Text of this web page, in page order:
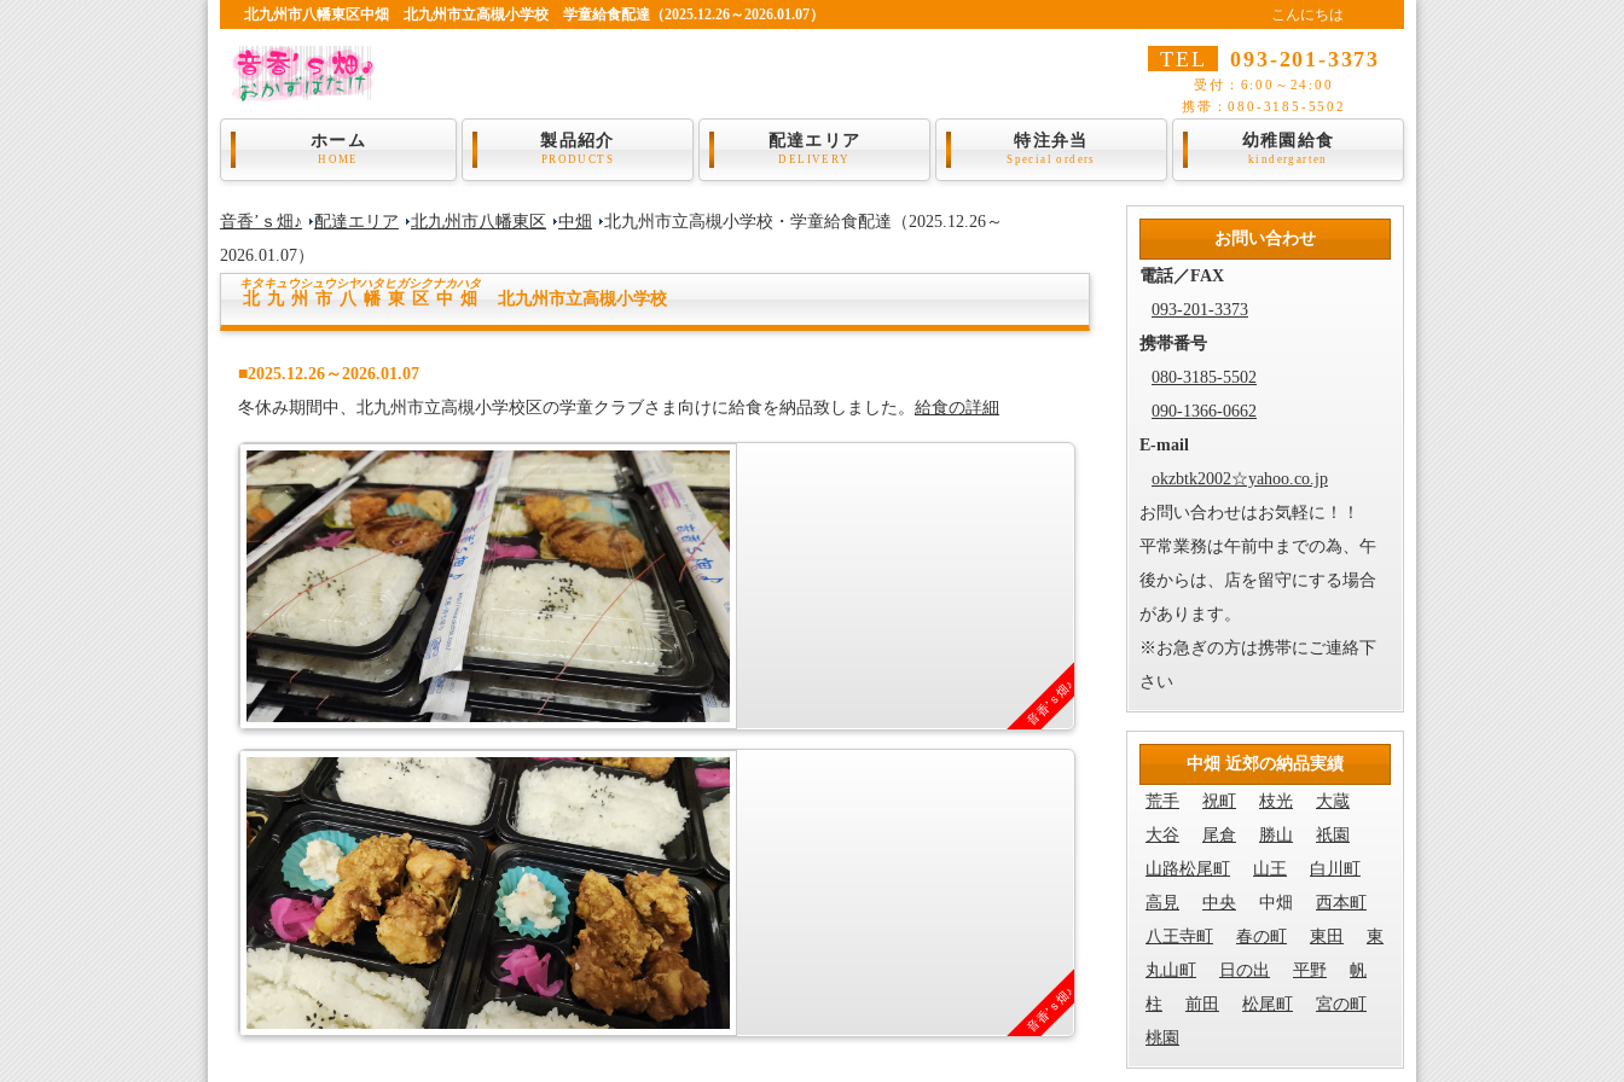
北九州市八幡東区中畑 北九州市立高槻小学校 学童給食配達（2025.12.26～2026.01.07） こんにちは
TEL 093-201-3373
受付：6:00～24:00
携帯：080-3185-5502
ホーム
HOME
製品紹介
PRODUCTS
配達エリア
DELIVERY
特注弁当
Special orders
幼稚園給食
kindergarten
音香’ｓ畑♪ 配達エリア 北九州市八幡東区 中畑
北九州市立高槻小学校・学童給食配達（2025.12.26～
2026.01.07）
北九州市八幡東区中畑
キタキュウシュウシヤハタヒガシクナカハタ
北九州市立高槻小学校
■2025.12.26～2026.01.07
冬休み期間中、北九州市立高槻小学校区の学童クラブさま向けに給食を納品致しました。 給食の詳細
音香’ｓ畑♪
音香’ｓ畑♪
お問い合わせ
電話／FAX
093-201-3373
携帯番号
080-3185-5502
090-1366-0662
E-mail
okzbtk2002☆yahoo.co.jp
お問い合わせはお気軽に！！
平常業務は午前中までの為、午
後からは、店を留守にする場合
があります。
※お急ぎの方は携帯にご連絡下
さい
中畑 近郊の納品実績
荒手 祝町 枝光
大蔵
大谷
尾倉 勝山
祇園
山路松尾町
山王
白川町
高見
中央 中畑
西本町
八王寺町
春の町 東田
東
丸山町
日の出 平野
帆
柱
前田 松尾町
宮の町
桃園